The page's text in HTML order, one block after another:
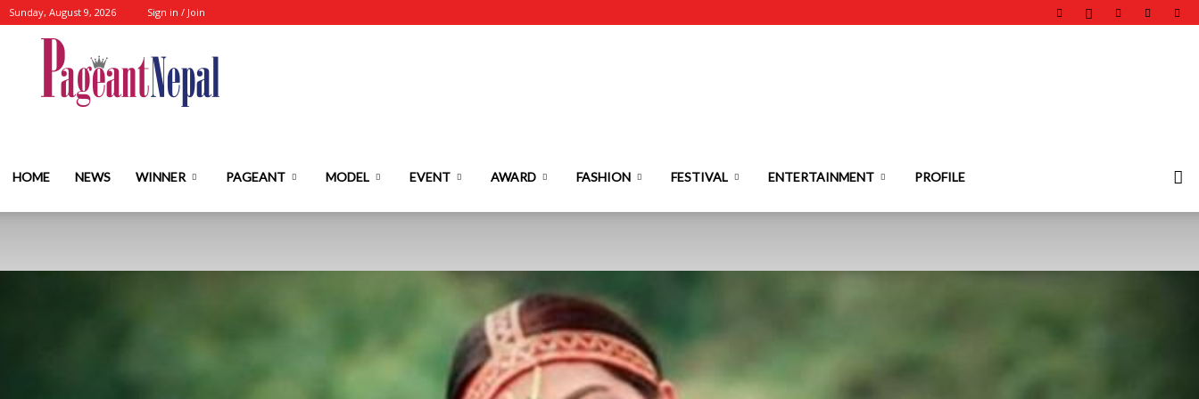
Sunday, August 9, 2026 Sign in / Join
HOME NEWS WINNER PAGEANT MODEL EVENT AWARD FASHION FESTIVAL ENTERTAINMENT PROFILE